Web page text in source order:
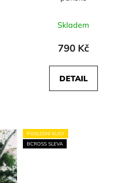
Skladem
790 Kč
DETAIL
POSLEDNÍ KUSY
BCROSS SLEVA